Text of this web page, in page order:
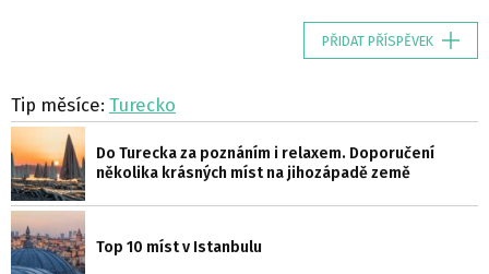
PŘIDAT PŘÍSPĚVEK
Tip měsíce: Turecko
Do Turecka za poznáním i relaxem. Doporučení
několika krásných míst na jihozápadě země
Top 10 míst v Istanbulu